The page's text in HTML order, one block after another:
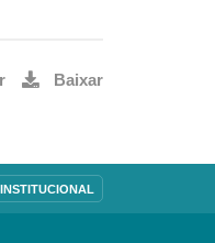
Baixar